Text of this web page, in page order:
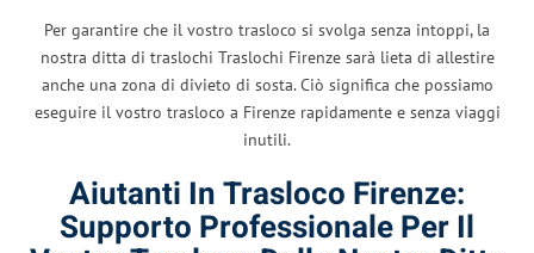
Per garantire che il vostro trasloco si svolga senza intoppi, la
nostra ditta di traslochi Traslochi Firenze sarà lieta di allestire
anche una zona di divieto di sosta. Ciò significa che possiamo
eseguire il vostro trasloco a Firenze rapidamente e senza viaggi
inutili.
Aiutanti In Trasloco Firenze:
Supporto Professionale Per Il